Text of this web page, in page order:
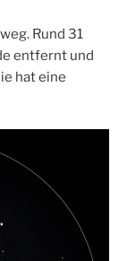
Rund 31
entfernt und
hat eine